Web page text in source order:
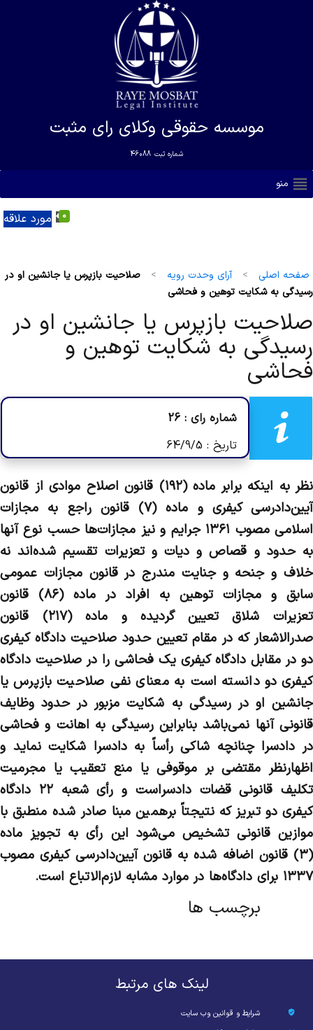
موسسه حقوقی وکلای رای مثبت
شماره ثبت 46088
منو
مورد علاقه 0
صفحه اصلی > آرای وحدت رویه >
صلاحیت بازپرس یا جانشین او در
رسیدگی به شکایت توهین و فحاشی
صلاحیت بازپرس یا جانشین او در
رسیدگی به شکایت توهین و
فحاشی
شماره رای : 26
تاریخ : 64/9/5
نظر به اينكه برابر ماده (۱۹۲) قانون اصلاح موادي از قانون
آيين‌دادرسي كيفري و ماده (۷) قانون راجع به مجازات
اسلامي مصوب ۱۳۶۱ جرايم و نيز مجازات‌ها حسب نوع آنها
به حدو‌د و قصاص و ديات و تعزيرات تقسيم شده‌اند نه
خلاف و جنحه و جنايت مندرج در قانون مجازات عمومي
سابق و مجازات توهين به افراد در ماده (۸۶) قانون
تعزيرات شلاق تعيين گرديده و ماده (۲۱۷) قانون
صدرالاشعار كه در مقام تعيين حدو‌د صلاحيت دادگاه كيفري
دو در مقابل دادگاه كيفري يك فحاشي را در صلاحيت دادگاه
كيفري دو دانسته است به معناي نفي صلاحيت بازپرس يا
جانشين او در رسيدگي به شكايت مزبور در حدو‌د و‌ظايف
قانوني آنها نمي‌باشد بنابراين رسيدگي به اهانت و فحاشي
در دادسرا چنانچه شاكي رأساً به دادسرا شكايت نمايد و
اظهارنظر مقتضي بر موقوفي يا منع تعقيب يا مجرميت
تكليف قانوني قضات دادسراست و رأي شعبه ۲۲ دادگاه
كيفري دو تبريز كه نتيجتاً برهمين مبنا صادر شده منطبق با
موازين قانوني تشخيص مي‌شود اين رأي به تجويز ماده
(۳) قانون اضافه شده به قانون آيين‌دادرسي كيفري مصوب
۱۳۳۷ براي دادگاه‌ها در موارد مشابه لازم‌الاتباع است.
برچسب ها
لینک های مرتبط
شرایط و قوانین وب سایت